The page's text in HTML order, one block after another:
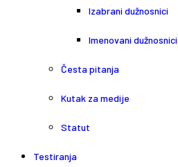
Izabrani dužnosnici
Imenovani dužnosnici
Česta pitanja
Kutak za medije
Statut
Testiranja